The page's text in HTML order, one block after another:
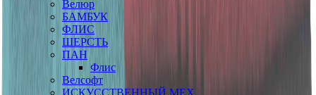
Велюр
БАМБУК
ФЛИС
ШЕРСТЬ
ПАН
Флис
Велсофт
ИСКУССТВЕННЫЙ МЕХ